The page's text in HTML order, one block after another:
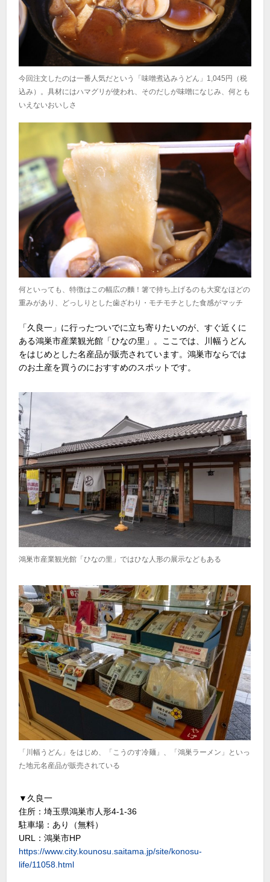
今回注文したのは一番人気だという「味噌煮込みうどん」1,045円（税
込み）。具材にはハマグリが使われ、そのだしが味噌になじみ、何とも
いえないおいしさ
何といっても、特徴はこの幅広の麵！箸で持ち上げるのも大変なほどの
重みがあり、どっしりとした歯ざわり・モチモチとした食感がマッチ
「久良一」に行ったついでに立ち寄りたいのが、すぐ近くに
ある鴻巣市産業観光館「ひなの里」。ここでは、川幅うどん
をはじめとした名産品が販売されています。鴻巣市ならでは
のお土産を買うのにおすすめのスポットです。
鴻巣市産業観光館「ひなの里」ではひな人形の展示などもある
「川幅うどん」をはじめ、「こうのす冷麺」、「鴻巣ラーメン」といっ
た地元名産品が販売されている
▼久良一
住所：埼玉県鴻巣市人形4-1-36
駐車場：あり（無料）
URL：鴻巣市HP
https://www.city.kounosu.saitama.jp/site/konosu-
life/11058.html